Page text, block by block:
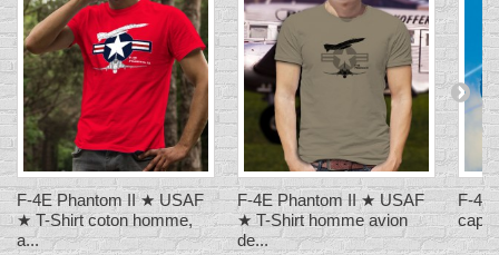
F-4E Phantom II ★ USAF
★ T-Shirt coton homme,
a...
F-4E Phantom II ★ USAF
★ T-Shirt homme avion
de...
F-4E